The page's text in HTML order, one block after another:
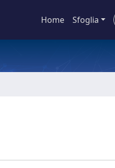
Home Sfoglia